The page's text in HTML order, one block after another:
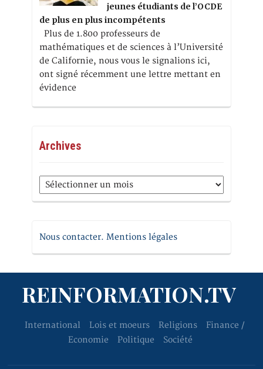
jeunes étudiants de l’OCDE
de plus en plus incompétents
Plus de 1.800 professeurs de
mathématiques et de sciences à l’Université
de Californie, nous vous le signalions ici,
ont signé récemment une lettre mettant en
évidence
Archives
Archives
Nous contacter. Mentions légales
REINFORMATION.TV
International Lois et moeurs Religions
Finance /
Economie
Politique Société